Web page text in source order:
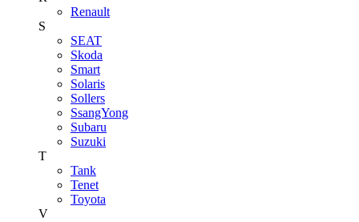
Renault
S
SEAT
Skoda
Smart
Solaris
Sollers
SsangYong
Subaru
Suzuki
T
Tank
Tenet
Toyota
V